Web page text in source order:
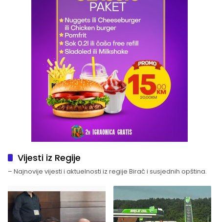
Vijesti iz Regije
– Najnovije vijesti i aktuelnosti iz regije Birač i susjednih opština.